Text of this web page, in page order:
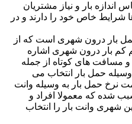
اندازه بار و نیاز مشتریان
خاص خود را دارند و در
حمل بار درون شهری است که از
کم بار درون شهری اشاره
مسافت های کوتاه از جمله
حمل بار انتخاب می
نرخ حمل بار به وسیله وانت
شده که معمولا افراد و
شهری وانت بار را انتخاب